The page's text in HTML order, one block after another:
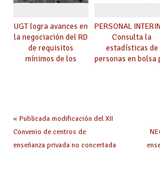
UGT logra avances en
la negociación del RD
de requisitos
mínimos de los
la mayor agilidad
posible
PERSONAL
Consulta la
estadísticas de
personas en bolsa
« Publicada modificación del XII
Convenio de centros de
enseñanza privada no concertada